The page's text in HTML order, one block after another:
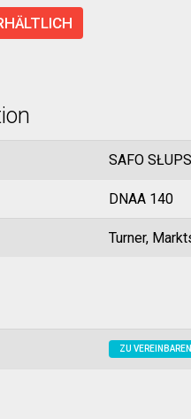
SAFO
DNAA 140
Turner,
ZU VEREINBAREN